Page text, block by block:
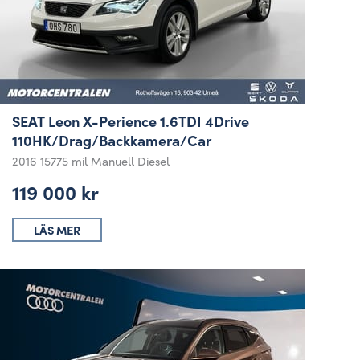
SEAT Leon X-Perience 1.6TDI 4Drive
110HK/Drag/Backkamera/Car
2016 15775 mil Manuell Diesel
119 000 kr
LÄS MER